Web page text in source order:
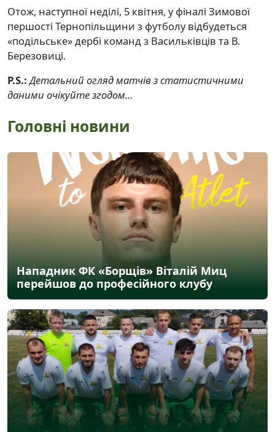
Отож, наступної неділі, 5 квітня, у фіналі Зимової
першості Тернопільщини з футболу відбудеться
«подільське» дербі команд з Васильківців та В.
Березовиці.
P.S.: Детальний огляд матчів з статистичними
даними очікуйте згодом…
Головні новини
Нападник ФК «Борщів» Віталій Миц
перейшов до професійного клубу